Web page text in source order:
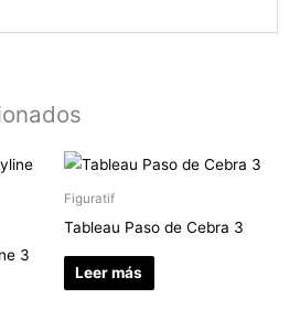
3
Figuratif
Tableau Paso de Cebra 3
Leer más